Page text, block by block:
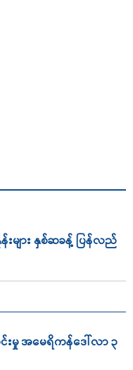
များ နှစ်ဆခန့် ပြန်လည်
မှု အမေရိကန်ဒေါ်လာ ၃